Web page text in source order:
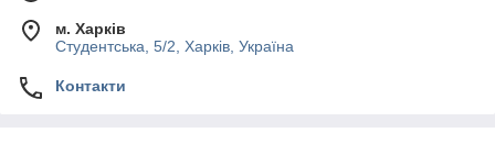
м. Харків
Студентська, 5/2, Харків, Україна
Контакти